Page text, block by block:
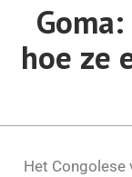
hoe ze
Het